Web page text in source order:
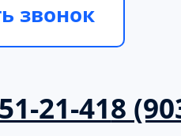
звонок
21-418